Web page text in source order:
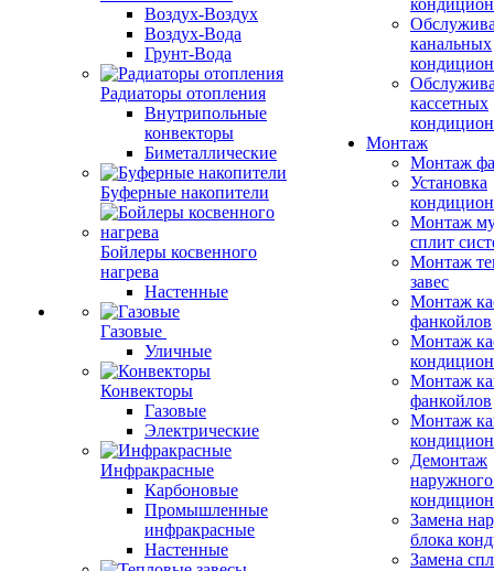
Воздух-Воздух
Воздух-Вода
Грунт-Вода
Радиаторы отопления
Внутрипольные
конвекторы
Биметаллические
Буферные накопители
Бойлеры косвенного
нагрева
Настенные
Газовые
Уличные
Конвекторы
Газовые
Электрические
Инфракрасные
Карбоновые
Промышленные
инфракрасные
Настенные
канальных
кассетных
Монтаж
Монтаж
Установка
Монтаж
сплит
Монтаж
завес
Монтаж
фанкойлов
Монтаж
Монтаж
фанкойлов
Монтаж
Демонтаж
Замена
блока
Замена